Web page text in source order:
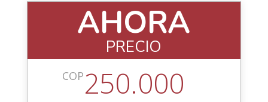
AHORA
PRECIO
COP250.000